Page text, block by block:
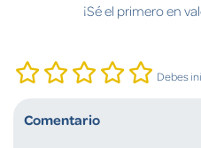
¡Sé el primero en
Debes